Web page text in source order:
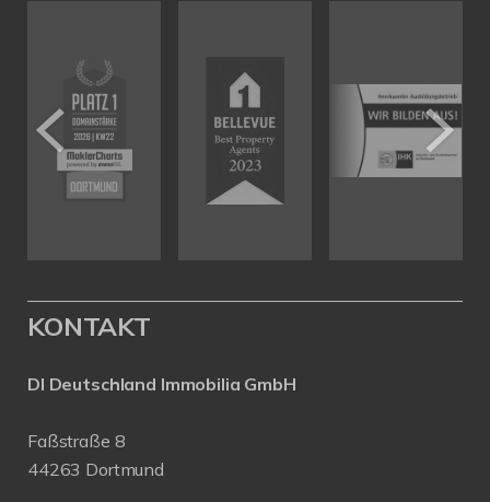
KONTAKT
DI Deutschland Immobilia GmbH
Faßstraße 8
44263 Dortmund